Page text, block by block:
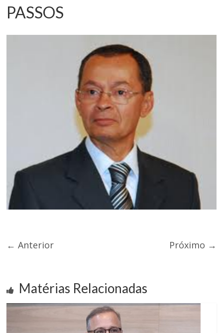
PASSOS
← Anterior Próximo →
Matérias Relacionadas